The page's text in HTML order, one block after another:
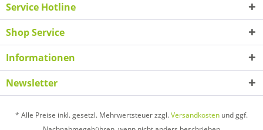
Service Hotline
Shop Service
Informationen
Newsletter
* Alle Preise inkl. gesetzl. Mehrwertsteuer zzgl.Versandkosten und ggf.